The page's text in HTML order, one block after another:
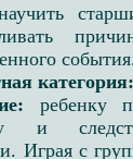
категория:
ребенку
и
Играя с